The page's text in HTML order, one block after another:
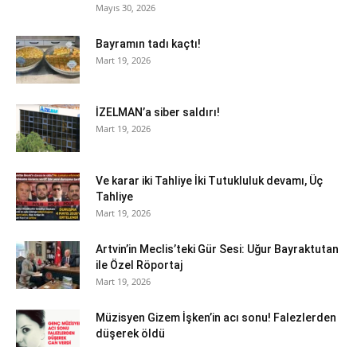
Mayıs 30, 2026
Bayramın tadı kaçtı!
Mart 19, 2026
İZELMAN’a siber saldırı!
Mart 19, 2026
Ve karar iki Tahliye İki Tutukluluk devamı, Üç
Tahliye
Mart 19, 2026
Artvin’in Meclis’teki Gür Sesi: Uğur Bayraktutan
ile Özel Röportaj
Mart 19, 2026
Müzisyen Gizem İşken’in acı sonu! Falezlerden
düşerek öldü